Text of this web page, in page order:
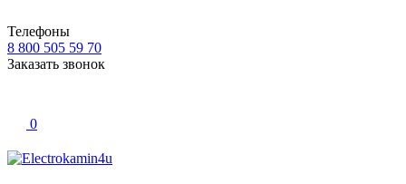
Телефоны
8 800 505 59 70
Заказать звонок
0